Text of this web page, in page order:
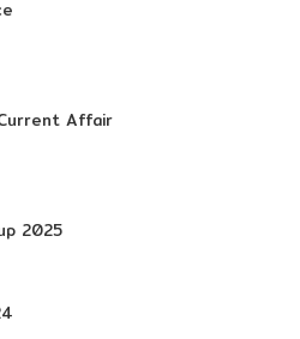
Affair
2025